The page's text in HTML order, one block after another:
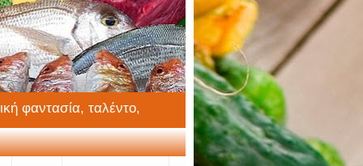
φαντασία, ταλέντο,